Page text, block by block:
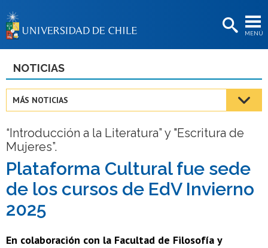
MENÚ
BIBLIOTECAS
Estudiantes
Académicas/os
Funcionarias/os
Egresadas/os
NOTICIAS
MÁS NOTICIAS
“Introducción a la Literatura” y "Escritura de
Mujeres”.
Plataforma Cultural fue sede
de los cursos de EdV Invierno
2025
En colaboración con la Facultad de Filosofía y